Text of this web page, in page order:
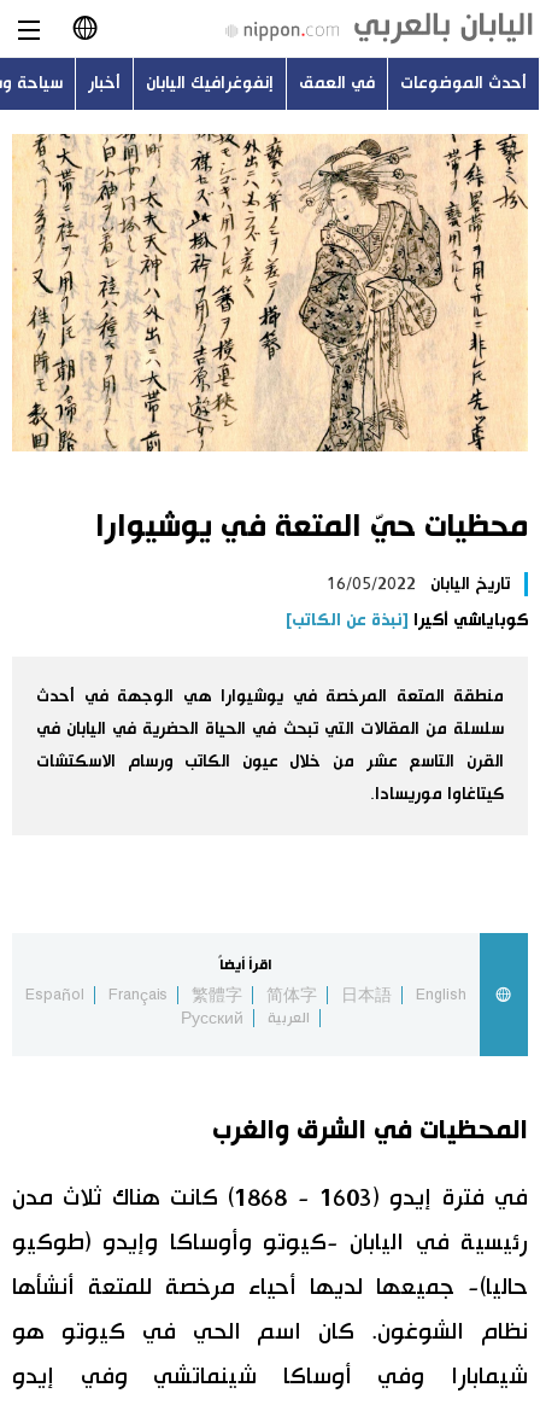
日本語
English
简体字
繁體字
Français
Español
أحدث الموضوعات
في العمق
إنفوغرافيك اليابان
أخبار
اليابان في فيديو
الأقسام
تجارب وآراء
سياسة
اقتصاد
مجتمع
لايف ستايل
موسوعة اليابان
هو وهي
المطبخ الياباني
أحدث الموضوعات في العمق إنفوغرافيك اليابان أخبار سياحة
محظيات حيّ المتعة في يوشيوارا
تاريخ اليابان
16/05/2022
كوباياشي أكيرا [نبذة عن الكاتب]
منطقة المتعة المرخصة في يوشيوارا هي الوجهة في أحدث
سلسلة من المقالات التي تبحث في الحياة الحضرية في اليابان في
القرن التاسع عشر من خلال عيون الكاتب ورسام الاسكتشات
كيتاغاوا موريسادا.
اقرأ أيضاً
English
日本語
简体字
繁體字
Français
Español
العربية
Русский
المحظيات في الشرق والغرب
في فترة إيدو (1603 - 1868) كانت هناك ثلاث مدن
رئيسية في اليابان -كيوتو وأوساكا وإيدو (طوكيو
حاليا)- جميعها لديها أحياء مرخصة للمتعة أنشأها
نظام الشوغون. كان اسم الحي في كيوتو هو
شيمابارا وفي أوساكا شينماتشي وفي إيدو